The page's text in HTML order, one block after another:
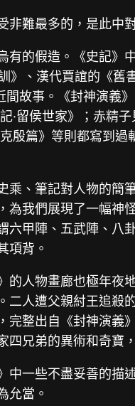
非難最多的，是此中
有的假造。《史記》
》、漢代賈誼的《
故事。《封神演義
·留侯世家》；赤精
殷篇》等則都寫到
乘、筆記對人物的
為我們展現了一幅
六甲陣、五武陣、
項背。
的人物畫廊也極年
二人遭父親紂王追
完整出自《封神演
兄弟的異術和奇寶
中一些不盡妥善的描
允當。